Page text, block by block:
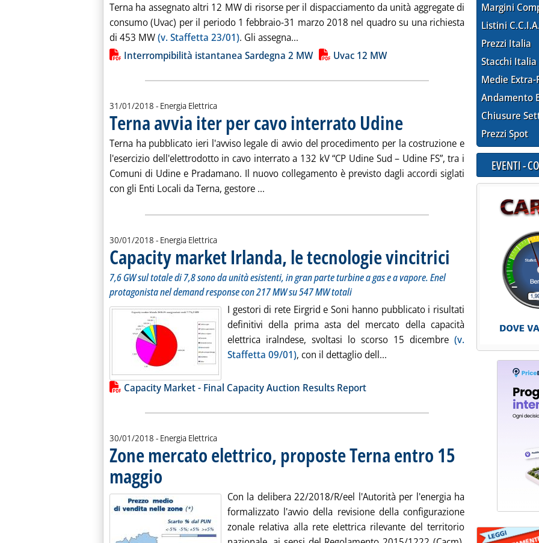
Terna ha assegnato altri 12 MW di risorse per il dispacciamento da unità aggregate di
consumo (Uvac) per il periodo 1 febbraio-31 marzo 2018 nel quadro su una richiesta
di 453 MW(v. Staffetta 23/01). Gli assegna... Leggi tutta la notizia: 'Domanda su MSD, assegnati
Lista allegati PDF alla notizia
Interrompibilità istantanea Sardegna 2 MW Uvac 12 MW
31/01/2018 - Energia Elettrica
Terna avvia iter per cavo interrato Udine . Pubblicata mercoledì 31 gennaio 2018 alle
Terna ha pubblicato ieri l'avviso legale di avvio del procedimento per la costruzione e
l'esercizio dell'elettrodotto in cavo interrato a 132 kV “CP Udine Sud – Udine FS”, tra i
Comuni di Udine e Pradamano. Il nuovo collegamento è previsto dagli accordi siglati
con gli Enti Locali da Terna, gestore ... Leggi tutta la notizia: 'Terna avvia iter per cavo interrato Udine'
30/01/2018 - Energia Elettrica
Capacity market Irlanda, le tecnologie vincitrici . Sottotitolo: 7,6 GW sul
. Pubblicata martedì 30
7,6 GW sul totale di 7,8 sono da unità esistenti, in gran parte turbine a gas e a vapore. Enel
protagonista nel demand response con 217 MW su 547 MW totali
I gestori di rete Eirgrid e Soni hanno pubblicato i risultati
definitivi della prima asta del mercato della capacità
elettrica iralndese, svoltasi lo scorso 15 dicembre (v.
Staffetta 09/01), con il dettaglio dell... Leggi tutta la notizia: 'Capacity
Lista allegati PDF alla notizia
Capacity Market - Final Capacity Auction Results Report
30/01/2018 - Energia Elettrica
Zone mercato elettrico, proposte Terna entro 15
maggio . Pubblicata martedì 30 gennaio 2018 alle 12.8.
Con la delibera 22/2018/R/eel l'Autorità per l'energia ha
formalizzato l'avvio della revisione della configurazione
zonale relativa alla rete elettrica rilevante del territorio
Margini
Listini
Prezzi Italia
Stacchi Italia
Medie Extra-
Andamento
Chiusure
Prezzi Spot
EVENTI -